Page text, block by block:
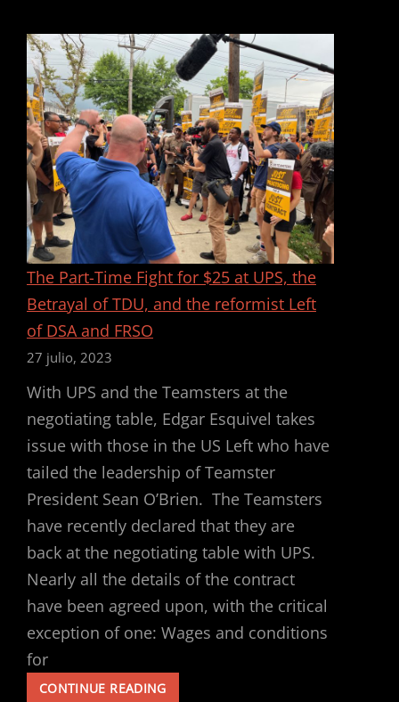
CONTRACT:
VOTE
NO!
The Part-Time Fight for $25 at UPS, the
Betrayal of TDU, and the reformist Left
of DSA and FRSO
27 julio, 2023
With UPS and the Teamsters at the
negotiating table, Edgar Esquivel takes
issue with those in the US Left who have
tailed the leadership of Teamster
President Sean O’Brien. The Teamsters
have recently declared that they are
back at the negotiating table with UPS.
Nearly all the details of the contract
have been agreed upon, with the critical
exception of one: Wages and conditions
for
CONTINUE READINGTHE